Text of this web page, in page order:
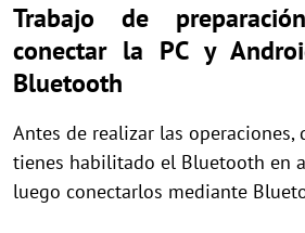
Trabajo de
conectar la PC y
Bluetooth
Antes de realizar las operaciones,
tienes habilitado el Bluetooth en
luego conectarlos mediante